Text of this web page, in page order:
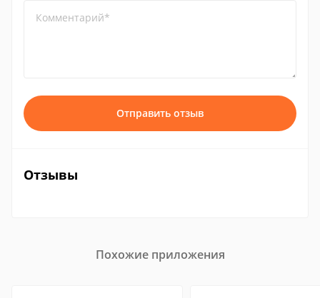
Комментарий*
Отправить отзыв
Отзывы
Похожие приложения